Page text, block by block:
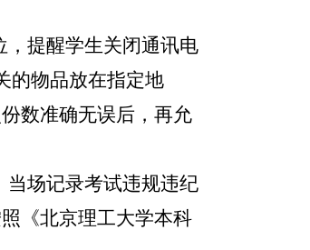
，提醒学生关闭通讯电
的物品放在指定地
数准确无误后，再允
当场记录考试违规违纪
《北京理工大学本科